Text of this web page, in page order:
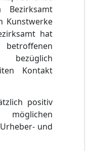
Bezirksamt
Kunstwerke
hat
bezüglich
Kontakt
positiv
und